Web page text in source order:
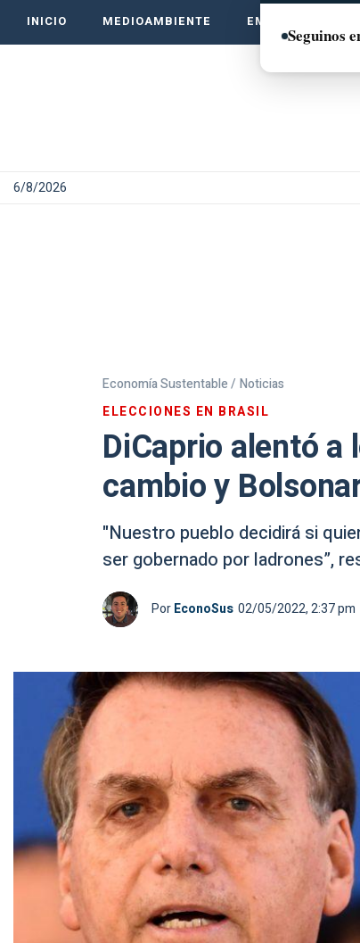
INICIO MEDIOAMBIENTE EMPRENDE VERDE
6/8/2026
Economía Sustentable / Noticias
ELECCIONES EN BRASIL
DiCaprio alentó a
cambio y
"Nuestro pueblo decidirá si
ser gobernado por ladrones”,
PorEconoSus 02/05/2022, 2:37 pm
Seguinos